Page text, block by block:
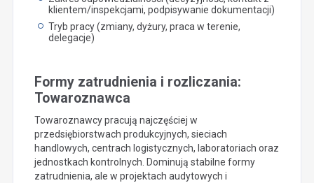
klientem/inspekcjami, podpisywanie dokumentacji)
Tryb pracy (zmiany, dyżury, praca w terenie,
delegacje)
Formy zatrudnienia i rozliczania:
Towaroznawca
Towaroznawcy pracują najczęściej w
przedsiębiorstwach produkcyjnych, sieciach
handlowych, centrach logistycznych, laboratoriach oraz
jednostkach kontrolnych. Dominują stabilne formy
zatrudnienia, ale w projektach audytowych i